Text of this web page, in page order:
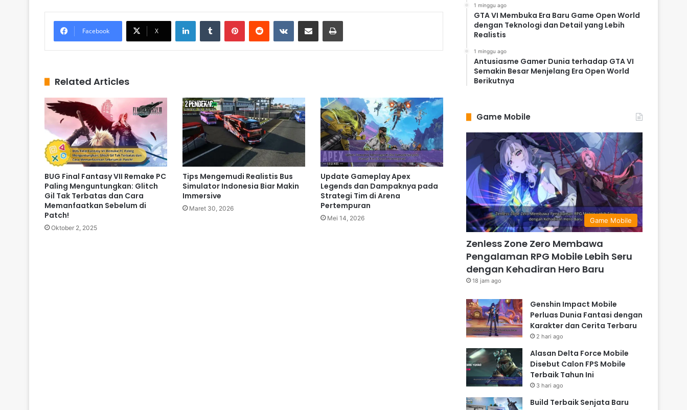
Facebook X
Related Articles
BUG Final Fantasy VII Remake PC
Paling Menguntungkan: Glitch
Gil Tak Terbatas dan Cara
Memanfaatkan Sebelum di
Patch!
Oktober 2, 2025
Tips Mengemudi Realistis Bus
Simulator Indonesia Biar Makin
Immersive
Maret 30, 2026
Update Gameplay Apex
Legends dan Dampaknya pada
Strategi Tim di Arena
Pertempuran
Mei 14, 2026
1 minggu ago
GTA VI Membuka Era Baru Game Open World
dengan Teknologi dan Detail yang Lebih
Realistis
1 minggu ago
Antusiasme Gamer Dunia terhadap GTA VI
Semakin Besar Menjelang Era Open World
Berikutnya
Game Mobile
Game Mobile
Zenless Zone Zero Membawa
Pengalaman RPG Mobile Lebih Seru
dengan Kehadiran Hero Baru
18 jam ago
Genshin Impact Mobile
Perluas Dunia Fantasi dengan
Karakter dan Cerita Terbaru
2 hari ago
Alasan Delta Force Mobile
Disebut Calon FPS Mobile
Terbaik Tahun Ini
3 hari ago
Build Terbaik Senjata Baru